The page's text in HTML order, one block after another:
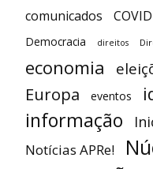
comunicados
Democracia direitos
economia
Europa eventos
informação
Notícias APRe!